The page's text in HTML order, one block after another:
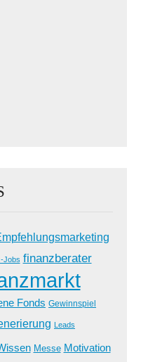
Jobs finanzberater
Fonds Gewinnspiel
Leads
Messe Motivation